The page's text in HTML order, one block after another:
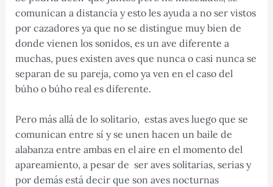
comunican a distancia y esto les ayuda a no ser vistos
por cazadores ya que no se distingue muy bien de
donde vienen los sonidos, es un ave diferente a
muchas, pues existen aves que nunca o casi nunca se
separan de su pareja, como ya ven en el caso del
búho o búho real es diferente.
Pero más allá de lo solitario, estas aves luego que se
comunican entre sí y se unen hacen un baile de
alabanza entre ambas en el aire en el momento del
apareamiento, a pesar de ser aves solitarias, serias y
por demás está decir que son aves nocturnas